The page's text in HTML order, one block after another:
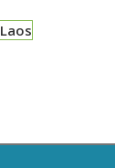
Laos